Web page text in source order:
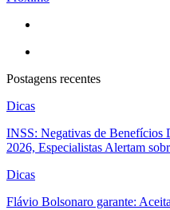
Postagens recentes
Dicas
INSS: Negativas de Benefícios
2026, Especialistas Alertam
Dicas
Flávio Bolsonaro garante: